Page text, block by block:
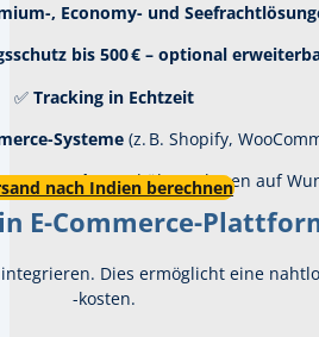
, Economy- und
bis 500 € – optional
✅ Tracking in Echtzeit
Systeme(z. B. Shopify,
Versenderund übernehmen auf
nach Indien berechnen
E-Commerce-
Dies ermöglicht eine
-kosten.